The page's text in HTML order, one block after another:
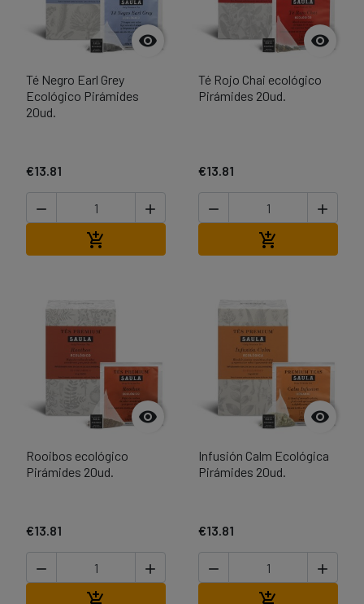

Té Negro Earl Grey
Ecológico Pirámides
20ud.
€13.81
 


Té Rojo Chai ecológico
Pirámides 20ud.
€13.81
 


Rooibos ecológico
Pirámides 20ud.
€13.81
 


Infusión Calm Ecológica
Pirámides 20ud.
€13.81
 
